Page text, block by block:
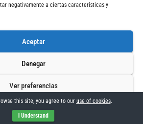
negativamente a ciertas características y
Aceptar
Denegar
Ver preferencias
de CookiesAviso Legal
adminbloggrow
this site, you agree to our use of cookies.
I Understand